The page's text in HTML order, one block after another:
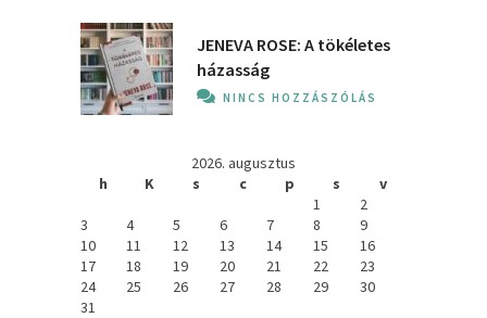
JENEVA ROSE: A ​tökéletes
házasság
NINCS HOZZÁSZÓLÁS
2026. augusztus
h
K s c p s
v
1
2
3
4 5 6 7 8
9
10
11 12 13 14 15
16
17
18 19 20 21 22
23
24
25 26 27 28 29
30
31